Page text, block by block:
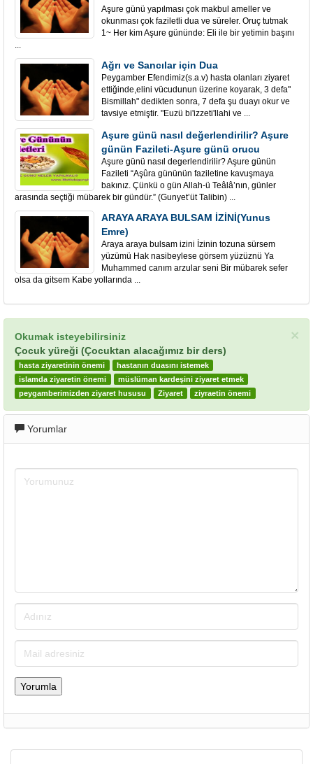
Aşure günü yapılması çok makbul ameller ve
okunması çok faziletli dua ve süreler. Oruç tutmak
1~ Her kim Aşure gününde: Eli ile bir yetimin başını
...
Ağrı ve Sancılar için Dua
Peygamber Efendimiz(s.a.v) hasta olanları ziyaret
ettiğinde,elini vücudunun üzerine koyarak, 3 defa"
Bismillah" dedikten sonra, 7 defa şu duayı okur ve
tavsiye etmiştir. "Euzü bi'izzeti'llahi ve ...
Aşure günü nasıl değerlendirilir? Aşure
günün Fazileti-Aşure günü orucu
Aşure günü nasıl degerlendirilir? Aşure günün
Fazileti “Aşûra gününün faziletine kavuşmaya
bakınız. Çünkü o gün Allah-ü Teâlâ’nın, günler
arasında seçtiği mübarek bir gündür.” (Gunyet’üt Talibin) ...
ARAYA ARAYA BULSAM İZİNİ(Yunus
Emre)
Araya araya bulsam izini İzinin tozuna sürsem
yüzümü Hak nasibeylese görsem yüzüznü Ya
Muhammed canım arzular seni Bir mübarek sefer
olsa da gitsem Kabe yollarında ...
×
Okumak isteyebilirsiniz
Çocuk yüreği (Çocuktan alacağımız bir ders)
hasta ziyaretinin önemi
hastanın duasını istemek
islamda ziyaretin önemi
müslüman kardeşini ziyaret etmek
peygamberimizden ziyaret hususu
Ziyaret ziyraetin önemi
Yorumlar